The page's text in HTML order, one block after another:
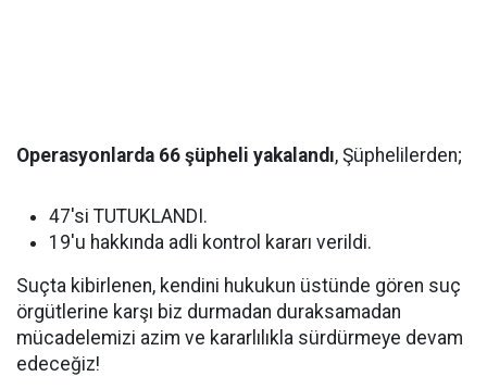
Operasyonlarda 66 şüpheli yakalandı, Şüphelilerden;
47'si TUTUKLANDI.
19'u hakkında adli kontrol kararı verildi.
Suçta kibirlenen, kendini hukukun üstünde gören suç
örgütlerine karşı biz durmadan duraksamadan
mücadelemizi azim ve kararlılıkla sürdürmeye devam
edeceğiz!